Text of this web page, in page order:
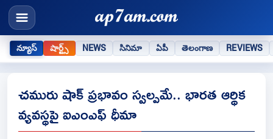
న్యూస్ షార్ట్స్ NEWS సినిమా ఏపీ తెలంగాణ REVIEWS
చమురు షాక్‌ ప్రభావం స్వల్పమే.. భారత ఆర్థిక
వ్యవస్థపై ఐఎంఎఫ్‌ ధీమా